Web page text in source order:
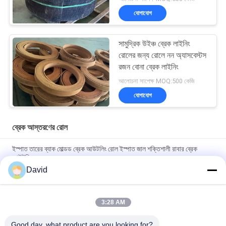
যোগাযোগ
সামুদ্রিক উইঞ্চ ব্রেক লাইনিং
রোলের জন্য রোলে নন অ্যাসবেস্টস
রজন বোনা ব্রেক লাইনিং
আলোচনা সাপেক্ষ MOQ:500 কেজি
যোগাযোগ
ব্রেক আস্তরণের রোল
ইস্পাত তারের ব্যাক মোল্ডড ব্রেক আউটলিং রোল ইস্পাত জাল শক্তিশালী রাবার ব্রেক
আউটলিং
High Temperature Range -40C To 300C Brake Lining Roll with
ISO9001 Certification and 2mm Thickness
Automotive Brake System Friction Roll 100mm Width for
David
3:28 AM